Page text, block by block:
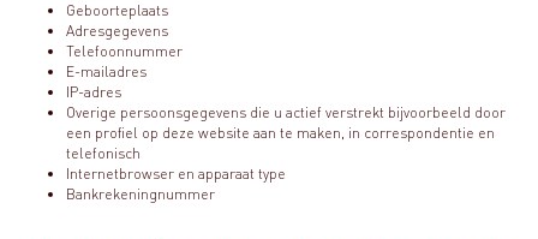
Geboorteplaats
Adresgegevens
Telefoonnummer
E-mailadres
IP-adres
Overige persoonsgegevens die u actief verstrekt bijvoorbeeld door
een profiel op deze website aan te maken, in correspondentie en
telefonisch
Internetbrowser en apparaat type
Bankrekeningnummer